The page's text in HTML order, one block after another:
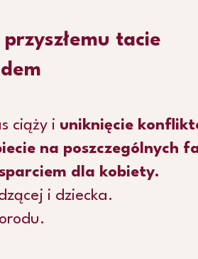
tacie
ciąży i uniknięcie
na poszczególnych
dla kobiety.
i dziecka.